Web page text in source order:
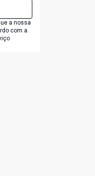
a nossa
com a